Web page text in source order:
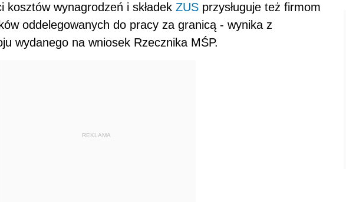
kosztów wynagrodzeń i składek ZUS przysługuje też firmom
oddelegowanych do pracy za granicą - wynika z
wydanego na wniosek Rzecznika MŚP.
REKLAMA